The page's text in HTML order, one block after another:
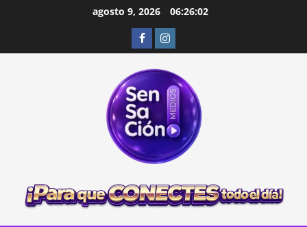
agosto 9, 2026 06:26:03
FacebookInstagram